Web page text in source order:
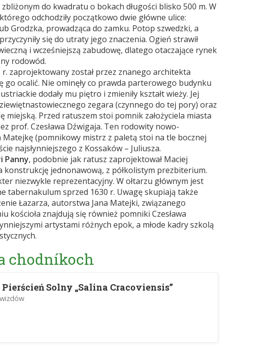
do kwadratu o bokach długości blisko 500 m. W
odchodziły początkowo dwie główne ulice:
Grodzka, prowadząca do zamku. Potop szwedzki, a
się do utraty jego znaczenia. Ogień strawił
i wcześniejszą zabudowę, dlatego otaczające rynek
rodowód.
r. zaprojektowany został przez znanego architekta
go ocalić. Nie ominęły co prawda parterowego budynku
dodały mu piętro i zmieniły kształt wieży. Jej
zegara (czynnego do tej pory) oraz
Przed ratuszem stoi pomnik założyciela miasta
prof. Czesława Dźwigaja. Ten rodowity nowo-
Matejkę (pomnikowy mistrz z paletą stoi na tle bocznej
najsłynniejszego z Kossaków – Juliusza.
Panny, podobnie jak ratusz zaprojektował Maciej
jednonawową, z półkolistym prezbiterium.
niezwykle reprezentacyjny. W ołtarzu głównym jest
tabernakulum sprzed 1630 r. Uwagę skupiają także
Łazarza, autorstwa Jana Matejki, związanego
kościoła znajdują się również pomniki Czesława
artystami różnych epok, a młode kadry szkolą
chodníkoch
Solny „Salina Cracoviensis”